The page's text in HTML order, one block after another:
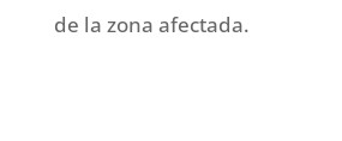
de la zona afectada.